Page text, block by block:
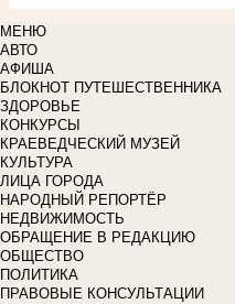
МЕНЮ
АВТО
АФИША
БЛОКНОТ ПУТЕШЕСТВЕННИКА
ЗДОРОВЬЕ
КОНКУРСЫ
КРАЕВЕДЧЕСКИЙ МУЗЕЙ
КУЛЬТУРА
ЛИЦА ГОРОДА
НАРОДНЫЙ РЕПОРТЁР
НЕДВИЖИМОСТЬ
ОБРАЩЕНИЕ В РЕДАКЦИЮ
ОБЩЕСТВО
ПОЛИТИКА
ПРАВОВЫЕ КОНСУЛЬТАЦИИ